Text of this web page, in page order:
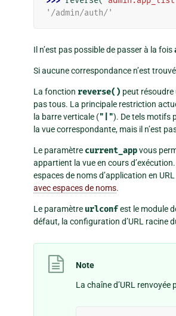
'/admin/auth/'
Il n’est pas possible de passer à la fois
Si aucune correspondance n’est
La fonction reverse() peut résoudre
pas tous. La principale restriction
la barre verticale ("|"). De tels motifs
la vue correspondante, mais il n’est
Le paramètre current_appvous
appartient la vue en cours
espaces de noms d’application en
avec espaces de noms.
Le paramètre urlconfest le module
défaut, la configuration d’URL racine
Note
La chaîne d’URL renvoyée